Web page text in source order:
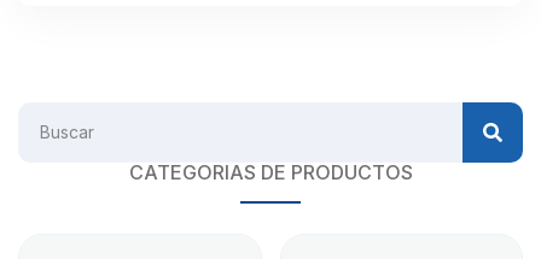
CATEGORIAS DE PRODUCTOS